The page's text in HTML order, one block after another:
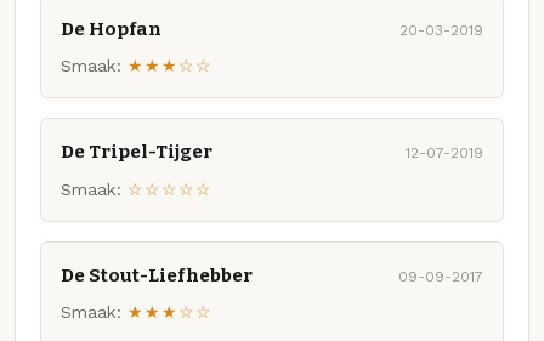
De Hopfan 20-03-2019
Smaak: ★★★☆☆
De Tripel-Tijger 12-07-2019
Smaak: ☆☆☆☆☆
De Stout-Liefhebber 09-09-2017
Smaak: ★★★☆☆